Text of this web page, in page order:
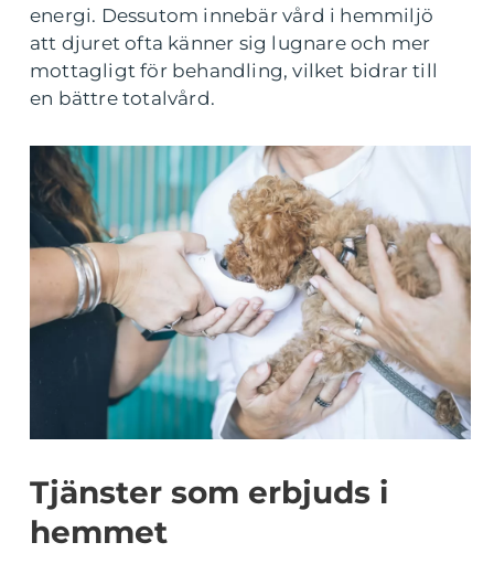
energi. Dessutom innebär vård i hemmiljö
att djuret ofta känner sig lugnare och mer
mottagligt för behandling, vilket bidrar till
en bättre totalvård.
Tjänster som erbjuds i
hemmet